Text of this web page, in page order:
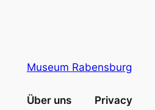
Museum Rabensburg
Über uns Privacy